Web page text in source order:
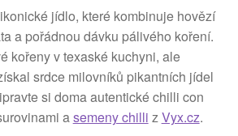
jídlo, které kombinuje hovězí
a pořádnou dávku pálivého koření.
kořeny v texaské kuchyni, ale
srdce milovníků pikantních jídel
si doma autentické chilli con
asemeny chilli zVyx.cz.